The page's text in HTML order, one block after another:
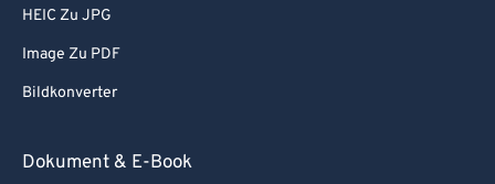
HEIC Zu JPG
Image Zu PDF
Bildkonverter
Dokument & E-Book